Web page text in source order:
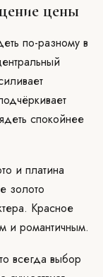
цены
по-разному в
спокойнее
и платина
золото
Красное
и романтичным.
всегда выбор